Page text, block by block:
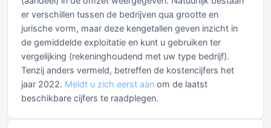
er verschillen tussen de bedrijven qua grootte en
jurische vorm, maar deze kengetallen geven inzicht in
de gemiddelde exploitatie en kunt u gebruiken ter
vergelijking (rekeninghoudend met uw type bedrijf).
Tenzij anders vermeld, betreffen de kostencijfers het
jaar 2022. Meldt u zich eerst aan om de laatst
beschikbare cijfers te raadplegen.